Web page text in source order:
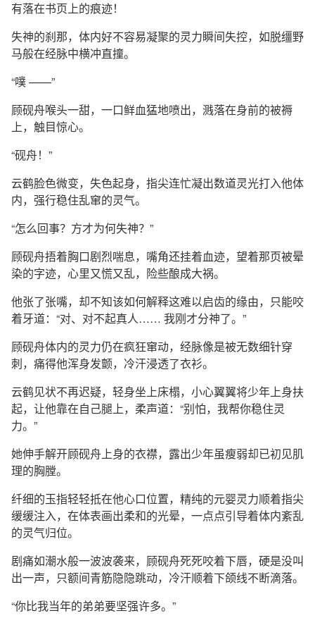
有落在书页上的痕迹！
失神的刹那，体内好不容易凝聚的灵力瞬间失控，如脱缰野
马般在经脉中横冲直撞。
“噗 ——”
顾砚舟喉头一甜，一口鲜血猛地喷出，溅落在身前的被褥
上，触目惊心。
“砚舟！”
云鹤脸色微变，失色起身，指尖连忙凝出数道灵光打入他体
内，强行稳住乱窜的灵气。
“怎么回事？方才为何失神？”
顾砚舟捂着胸口剧烈喘息，嘴角还挂着血迹，望着那页被晕
染的字迹，心里又慌又乱，险些酿成大祸。
他张了张嘴，却不知该如何解释这难以启齿的缘由，只能咬
着牙道：“对、对不起真人…… 我刚才分神了。”
顾砚舟体内的灵力仍在疯狂窜动，经脉像是被无数细针穿
刺，痛得他浑身发颤，冷汗浸透了衣衫。
云鹤见状不再迟疑，轻身坐上床榻，小心翼翼将少年上身扶
起，让他靠在自己腿上，柔声道：“别怕，我帮你稳住灵
力。”
她伸手解开顾砚舟上身的衣襟，露出少年虽瘦弱却已初见肌
理的胸膛。
纤细的玉指轻轻抵在他心口位置，精纯的元婴灵力顺着指尖
缓缓注入，在体表画出柔和的光晕，一点点引导着体内紊乱
的灵气归位。
剧痛如潮水般一波波袭来，顾砚舟死死咬着下唇，硬是没叫
出一声，只额间青筋隐隐跳动，冷汗顺着下颌线不断滴落。
“你比我当年的弟弟要坚强许多。”